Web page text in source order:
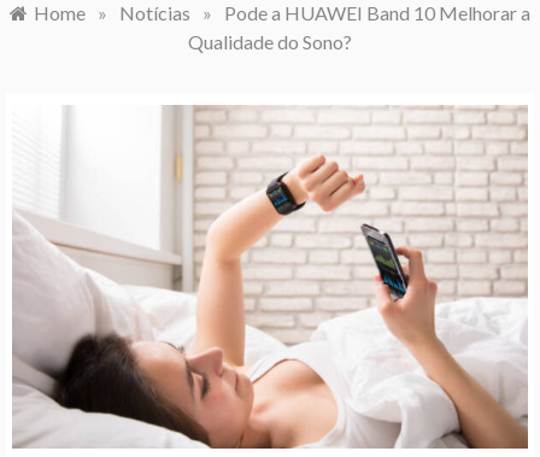
Home » Notícias »
Pode a HUAWEI Band 10 Melhorar a
Qualidade do Sono?